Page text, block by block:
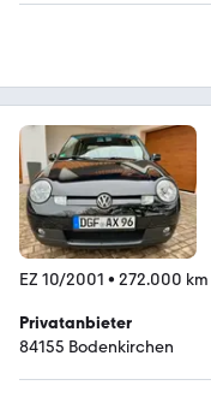
EZ 10/2001 • 272.000 km
Privatanbieter
84155 Bodenkirchen